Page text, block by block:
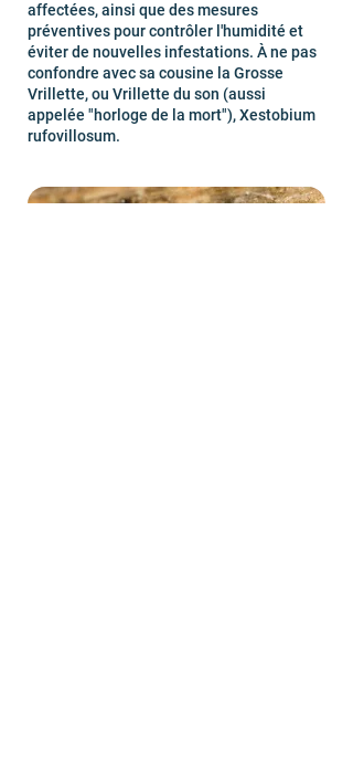
affectées, ainsi que des mesures
préventives pour contrôler l'humidité et
éviter de nouvelles infestations. À ne pas
confondre avec sa cousine la Grosse
Vrillette, ou Vrillette du son (aussi
appelée "horloge de la mort"), Xestobium
rufovillosum.